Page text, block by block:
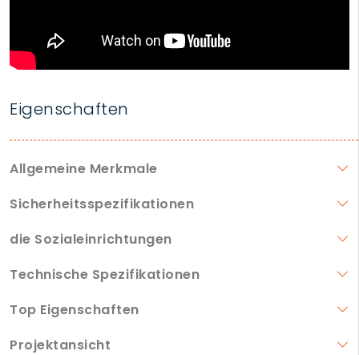
Eigenschaften
Allgemeine Merkmale
Sicherheitsspezifikationen
die Sozialeinrichtungen
Technische Spezifikationen
Top Eigenschaften
Projektansicht